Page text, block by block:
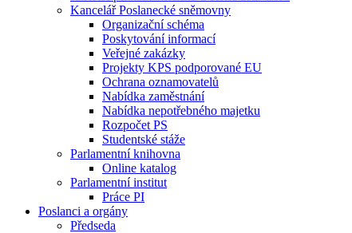
Kancelář Poslanecké sněmovny
Organizační schéma
Poskytování informací
Veřejné zakázky
Projekty KPS podporované EU
Ochrana oznamovatelů
Nabídka zaměstnání
Nabídka nepotřebného majetku
Rozpočet PS
Studentské stáže
Parlamentní knihovna
Online katalog
Parlamentní institut
Práce PI
Poslanci a orgány
Předseda